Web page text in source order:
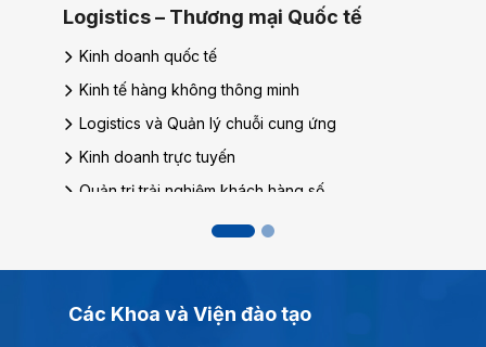
An ninh mạng
Kỹ thuật phần mềm
Kiểm thử phần mềm
Khoa Luật
Luật
Luật Hình sự và Tố tụng hình sự
Ngôn ngữ – Tâm lý
Các Khoa và Viện đào tạo